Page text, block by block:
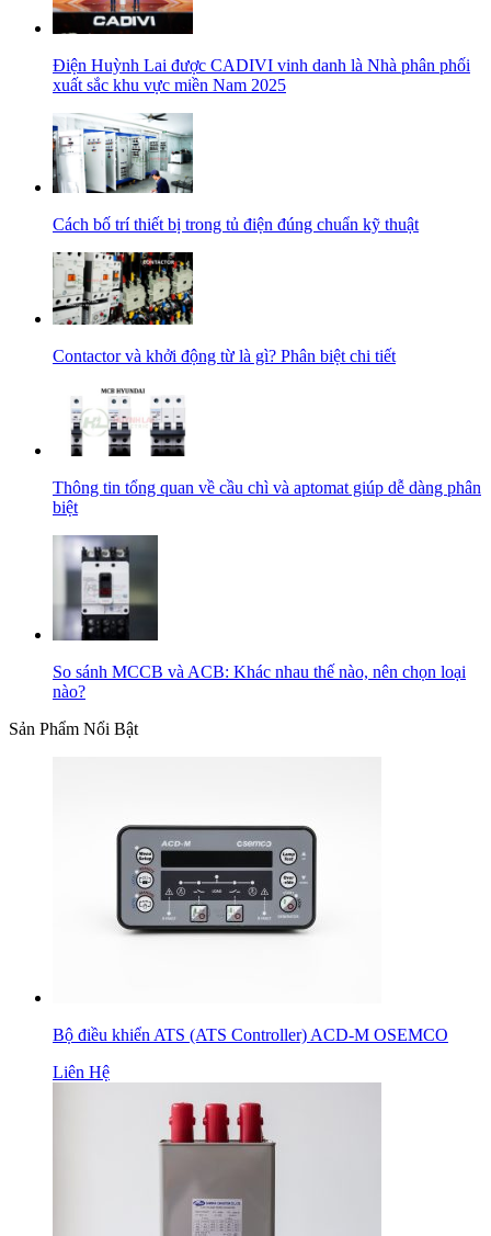
Điện Huỳnh Lai được CADIVI vinh danh là Nhà phân phối
xuất sắc khu vực miền Nam 2025
Cách bố trí thiết bị trong tủ điện đúng chuẩn kỹ thuật
Contactor và khởi động từ là gì? Phân biệt chi tiết
Thông tin tổng quan về cầu chì và aptomat giúp dễ dàng phân
biệt
So sánh MCCB và ACB: Khác nhau thế nào, nên chọn loại
nào?
Sản Phẩm Nổi Bật
Bộ điều khiển ATS (ATS Controller) ACD-M OSEMCO
Liên Hệ